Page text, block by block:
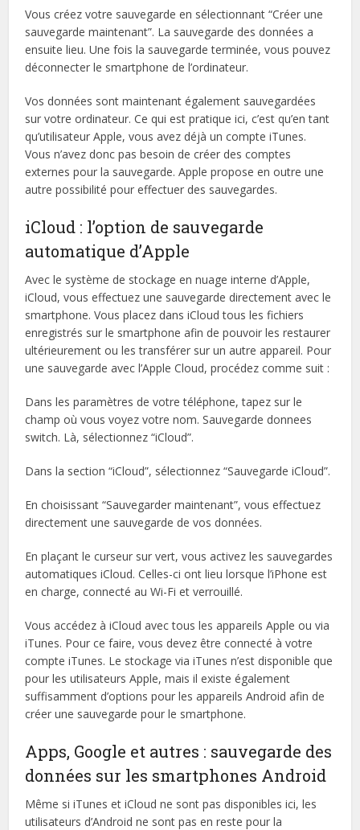
Vous créez votre sauvegarde en sélectionnant “Créer une
sauvegarde maintenant”. La sauvegarde des données a
ensuite lieu. Une fois la sauvegarde terminée, vous pouvez
déconnecter le smartphone de l’ordinateur.
Vos données sont maintenant également sauvegardées
sur votre ordinateur. Ce qui est pratique ici, c’est qu’en tant
qu’utilisateur Apple, vous avez déjà un compte iTunes.
Vous n’avez donc pas besoin de créer des comptes
externes pour la sauvegarde. Apple propose en outre une
autre possibilité pour effectuer des sauvegardes.
iCloud : l’option de sauvegarde
automatique d’Apple
Avec le système de stockage en nuage interne d’Apple,
iCloud, vous effectuez une sauvegarde directement avec le
smartphone. Vous placez dans iCloud tous les fichiers
enregistrés sur le smartphone afin de pouvoir les restaurer
ultérieurement ou les transférer sur un autre appareil. Pour
une sauvegarde avec l’Apple Cloud, procédez comme suit :
Dans les paramètres de votre téléphone, tapez sur le
champ où vous voyez votre nom. Sauvegarde donnees
switch. Là, sélectionnez “iCloud”.
Dans la section “iCloud”, sélectionnez “Sauvegarde iCloud”.
En choisissant “Sauvegarder maintenant”, vous effectuez
directement une sauvegarde de vos données.
En plaçant le curseur sur vert, vous activez les sauvegardes
automatiques iCloud. Celles-ci ont lieu lorsque l’iPhone est
en charge, connecté au Wi-Fi et verrouillé.
Vous accédez à iCloud avec tous les appareils Apple ou via
iTunes. Pour ce faire, vous devez être connecté à votre
compte iTunes. Le stockage via iTunes n’est disponible que
pour les utilisateurs Apple, mais il existe également
suffisamment d’options pour les appareils Android afin de
créer une sauvegarde pour le smartphone.
Apps, Google et autres : sauvegarde des
données sur les smartphones Android
Même si iTunes et iCloud ne sont pas disponibles ici, les
utilisateurs d’Android ne sont pas en reste pour la